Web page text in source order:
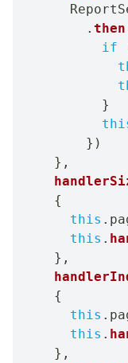
. then
if
}
} )
} ,
{
this .
this .
} ,
{
this .
this .
} ,